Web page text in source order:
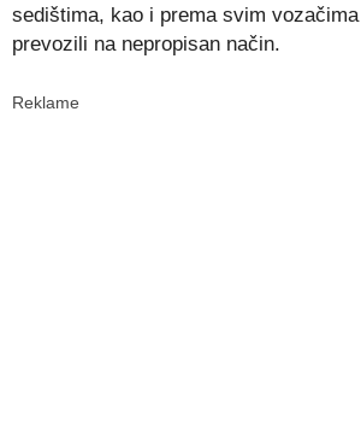
sedištima, kao i prema svim
prevozili na nepropisan način.
Reklame